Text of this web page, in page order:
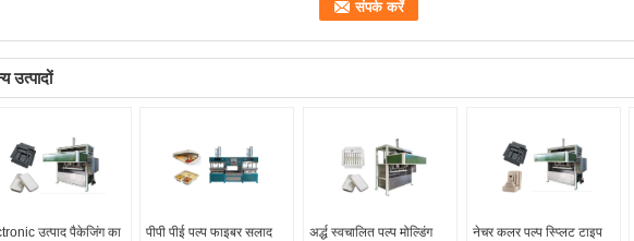
उत्पादों
उत्पाद पैकेजिंग का पीपी पीई पल्प फाइबर सलाद अर्द्ध स्वचालित पल्प मोल्डिंग नेचर कलर पल्प स्प्लिट टाइप